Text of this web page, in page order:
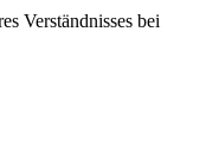
Verständnisses bei